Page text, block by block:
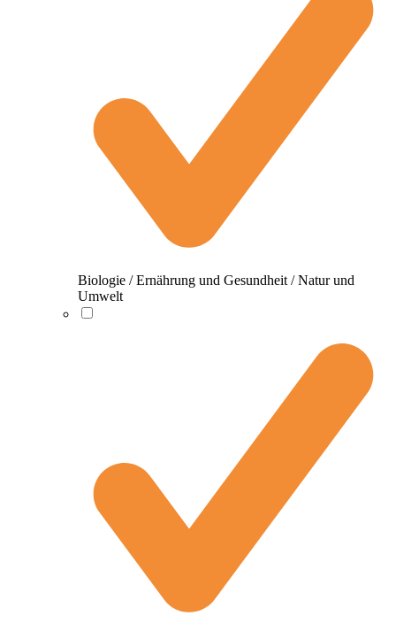
Biologie / Ernährung und Gesundheit / Natur und
Umwelt